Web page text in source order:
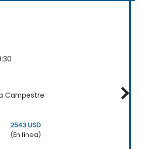
Campestre
2543 USD
(En línea)